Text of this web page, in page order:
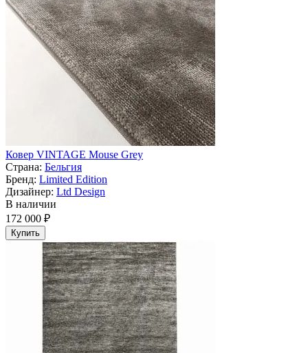
Ковер VINTAGE Mouse Grey
Страна: Бельгия
Бренд: Limited Edition
Дизайнер: Ltd Design
В наличии
172 000 ₽
Купить